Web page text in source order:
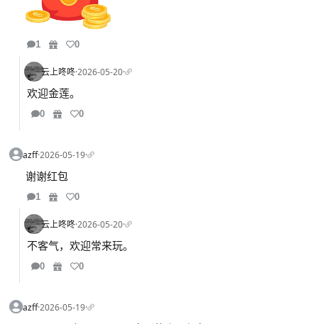
1 0
云上咚咚·2026-05-20·
欢迎金莲。
0 0
azff·2026-05-19·
谢谢红包
1 0
云上咚咚·2026-05-20·
不客气，欢迎常来玩。
0 0
azff·2026-05-19·